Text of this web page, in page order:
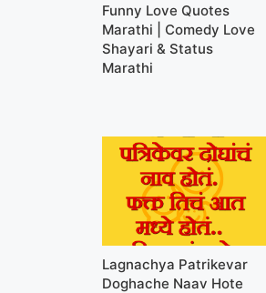
Funny Love Quotes
Marathi | Comedy Love
Shayari & Status
Marathi
Lagnachya Patrikevar
Doghache Naav Hote